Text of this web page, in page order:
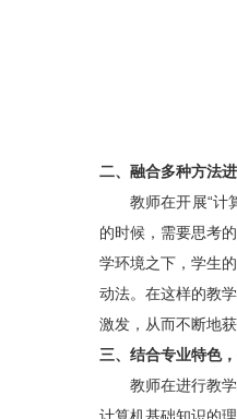
二、融合多种方法
教师在开展“计
的时候，需要思考
学环境之下，学生
动法。在这样的教
激发，从而不断地
三、结合专业特色
教师在进行教